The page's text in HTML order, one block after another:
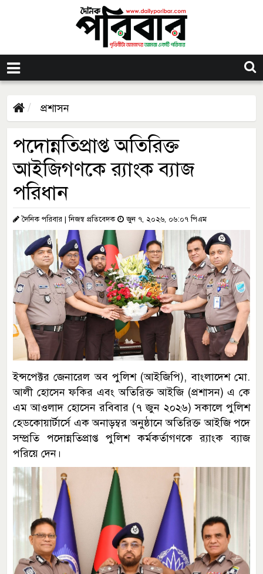
প্রশাসন
পদোন্নতিপ্রাপ্ত অতিরিক্ত
আইজিগণকে র‌্যাংক ব্যাজ
পরিধান
দৈনিক পরিবার | নিজস্ব প্রতিবেদক জুন ৭, ২০২৬, ০৬:০৭ পিএম
ইন্সপেক্টর জেনারেল অব পুলিশ (আইজিপি), বাংলাদেশ মো.
আলী হোসেন ফকির এবং অতিরিক্ত আইজি (প্রশাসন) এ কে
এম আওলাদ হোসেন রবিবার (৭ জুন ২০২৬) সকালে পুলিশ
হেডকোয়ার্টার্সে এক অনাড়ম্বর অনুষ্ঠানে অতিরিক্ত আইজি পদে
সম্প্রতি পদোন্নতিপ্রাপ্ত পুলিশ কর্মকর্তাগণকে র‌্যাংক ব্যাজ
পরিয়ে দেন।